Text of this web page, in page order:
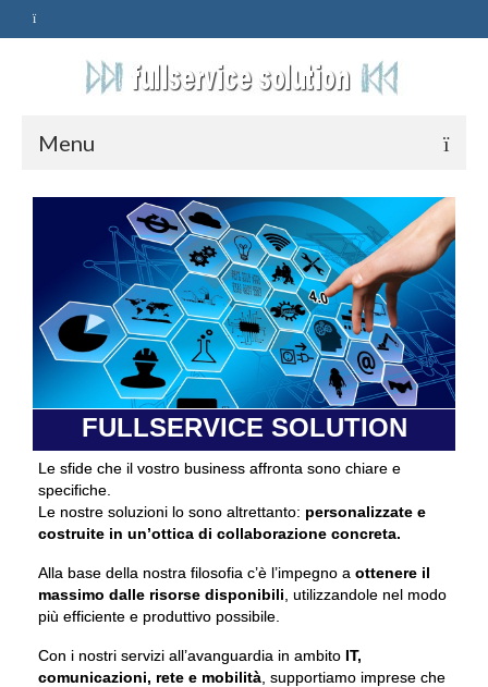
Menu
HOME
ASSISTENZA
POLITICA
Qualità
PRIVACY
CONTATTI
FULLSERVICE SOLUTION
Le sfide che il vostro business affronta sono chiare e
specifiche.
Le nostre soluzioni lo sono altrettanto: personalizzate e
costruite in un’ottica di collaborazione concreta.
Alla base della nostra filosofia c’è l’impegno a ottenere il
massimo dalle risorse disponibili , utilizzandole nel modo
più efficiente e produttivo possibile.
Con i nostri servizi all’avanguardia in ambito IT,
comunicazioni, rete e mobilità , supportiamo imprese che